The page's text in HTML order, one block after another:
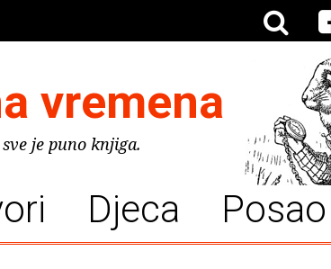
vremena
je puno knjiga.
Djeca Posao